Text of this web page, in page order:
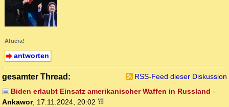
Afuera!
antworten
gesamter Thread:
RSS-Feed dieser Diskussion
Biden erlaubt Einsatz amerikanischer Waffen in Russland -
Ankawor, 17.11.2024, 20:02